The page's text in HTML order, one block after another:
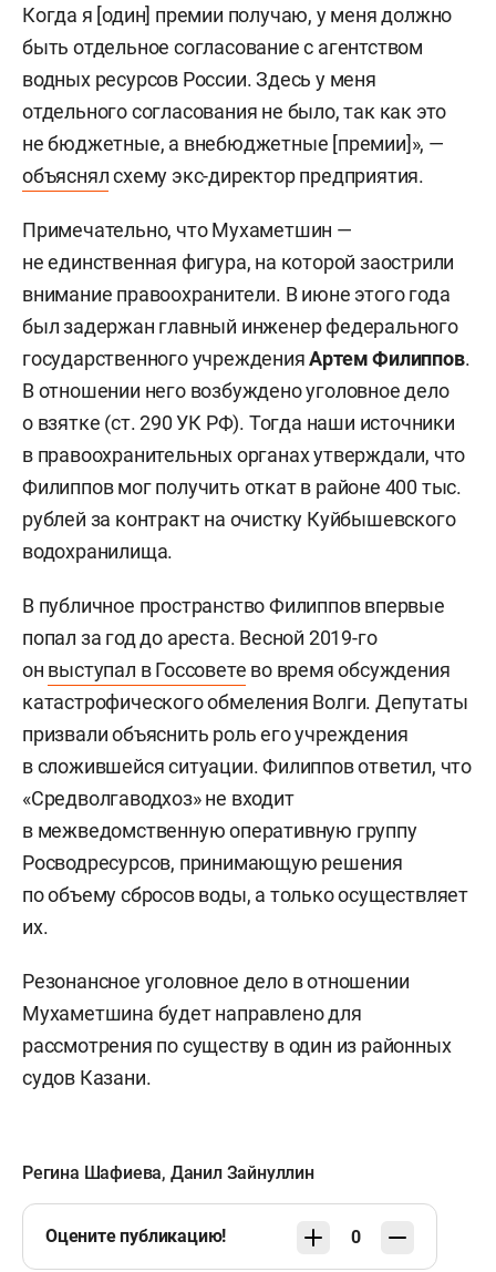
Когда я [один] премии получаю, у меня должно
быть отдельное согласование с агентством
водных ресурсов России. Здесь у меня
отдельного согласования не было, так как это
не бюджетные, а внебюджетные [премии]», —
объяснялсхему экс-директор предприятия.
Примечательно, что Мухаметшин —
не единственная фигура, на которой заострили
внимание правоохранители. В июне этого года
был задержан главный инженер федерального
государственного учрежденияАртем Филиппов.
В отношении него возбуждено уголовное дело
о взятке (ст. 290 УК РФ). Тогда наши источники
в правоохранительных органах утверждали, что
Филиппов мог получить откат в районе 400 тыс.
рублей за контракт на очистку Куйбышевского
водохранилища.
В публичное пространство Филиппов впервые
попал за год до ареста. Весной 2019-го
он выступал в Госсовете во время обсуждения
катастрофического обмеления Волги. Депутаты
призвали объяснить роль его учреждения
в сложившейся ситуации. Филиппов ответил, что
«Средволгаводхоз» не входит
в межведомственную оперативную группу
Росводресурсов, принимающую решения
по объему сбросов воды, а только осуществляет
их.
Резонансное уголовное дело в отношении
Мухаметшина будет направлено для
рассмотрения по существу в один из районных
судов Казани.
Регина Шафиева, Данил Зайнуллин
Оцените публикацию! 0